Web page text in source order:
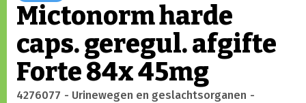
Mictonorm harde
caps. geregul. afgifte
Forte 84x 45mg
4276077 - Urinewegen en geslachtsorganen -